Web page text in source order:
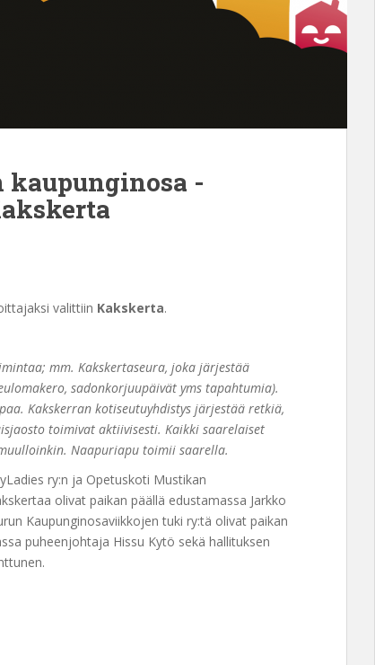
-
valittiin Kakskerta.
mm. Kakskertaseura, joka järjestää
sadonkorjuupäivät yms tapahtumia).
Kakskerran kotiseutuyhdistys järjestää retkiä,
toimivat aktiivisesti. Kaikki saarelaiset
Naapuriapu toimii saarella.
ry:n ja Opetuskoti Mustikan
olivat paikan päällä edustamassa Jarkko
Kaupunginosaviikkojen tuki ry:tä olivat paikan
puheenjohtaja Hissu Kytö sekä hallituksen